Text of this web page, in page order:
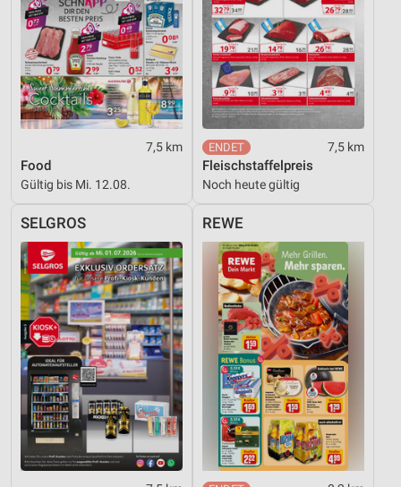
7,5 km
Food
Gültig bis Mi. 12.08.
7,5 km
Fleischstaffelpreis
Noch heute gültig
SELGROS REWE